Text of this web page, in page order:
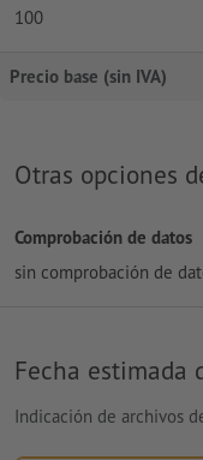
100
Precio base (sin IVA)
Otras opciones
Comprobación de datos
sin comprobación de
Fecha estimada
Indicación de archivos